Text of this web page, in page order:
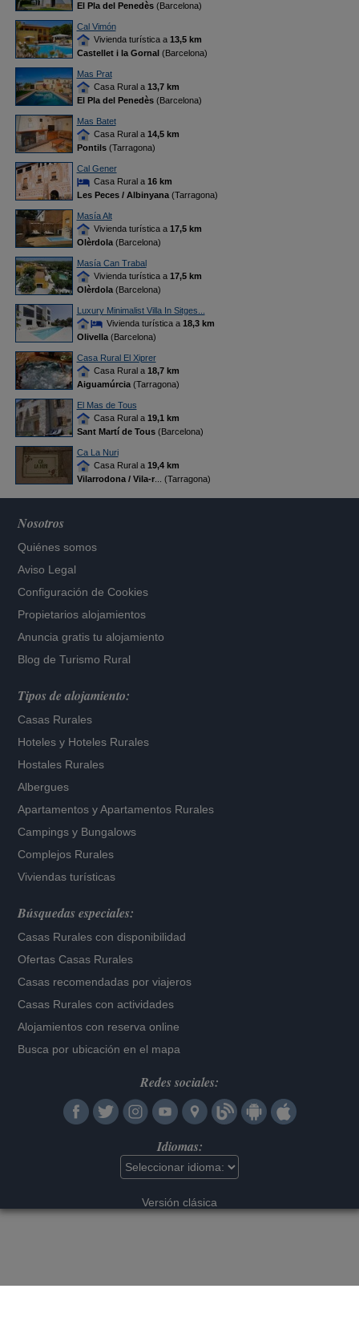
El Pla del Penedès(Barcelona)
Cal Vimón
Vivienda turística a 13,5 km
Castellet i la Gornal(Barcelona)
Mas Prat
Casa Rural a 13,7 km
El Pla del Penedès(Barcelona)
Mas Batet
Casa Rural a 14,5 km
Pontils(Tarragona)
Cal Gener
Casa Rural a 16 km
Les Peces / Albinyana(Tarragona)
Masía Alt
Vivienda turística a 17,5 km
Olèrdola(Barcelona)
Masía Can Trabal
Vivienda turística a 17,5 km
Olèrdola(Barcelona)
Luxury Minimalist Villa In Sitges...
Vivienda turística a 18,3 km
Olivella(Barcelona)
Casa Rural El Xiprer
Casa Rural a 18,7 km
Aiguamúrcia(Tarragona)
El Mas de Tous
Casa Rural a 19,1 km
Sant Martí de Tous(Barcelona)
Ca La Nuri
Casa Rural a 19,4 km
Vilarrodona / Vila-r... (Tarragona)
Nosotros
Quiénes somos
Aviso Legal
Configuración de Cookies
Propietarios alojamientos
Anuncia gratis tu alojamiento
Blog de Turismo Rural
Tipos de alojamiento:
Casas Rurales
Hoteles y Hoteles Rurales
Hostales Rurales
Albergues
Apartamentos yApartamentos Rurales
Campings y Bungalows
Complejos Rurales
Viviendas turísticas
Búsquedas especiales:
Casas Rurales con disponibilidad
Ofertas Casas Rurales
Casas recomendadas por viajeros
Casas Rurales con actividades
Alojamientos con reserva online
Busca por ubicación en el mapa
Redes sociales:
Idiomas:
Versión clásica